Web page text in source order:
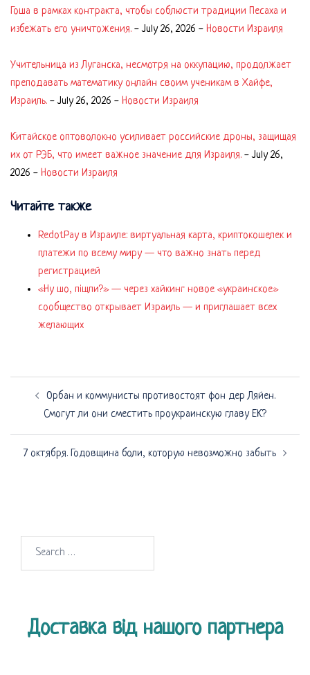
Гоша в рамках контракта, чтобы соблюсти традиции Песаха и
избежать его уничтожения. -July 26, 2026 - Новости Израиля
Учительница из Луганска, несмотря на оккупацию, продолжает
преподавать математику онлайн своим ученикам в Хайфе,
Израиль. -July 26, 2026 - Новости Израиля
Китайское оптоволокно усиливает российские дроны, защищая
их от РЭБ, что имеет важное значение для Израиля. -July 26,
2026 - Новости Израиля
Читайте также
RedotPay в Израиле: виртуальная карта, криптокошелек и
платежи по всему миру — что важно знать перед
регистрацией
«Ну шо, пішли?» — через хайкинг новое «украинское»
сообщество открывает Израиль — и приглашает всех
желающих
Навигация
записям
Орбан и коммунисты противостоят фон дер Ляйен.
Смогут ли они сместить проукраинскую главу ЕК?
7 октября. Годовщина боли, которую невозможно забыть
Доставка від нашого партнера